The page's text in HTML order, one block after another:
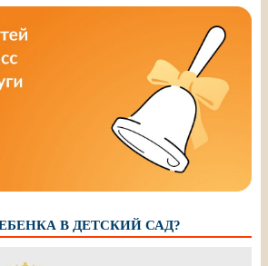
В ДЕТСКИЙ САД?